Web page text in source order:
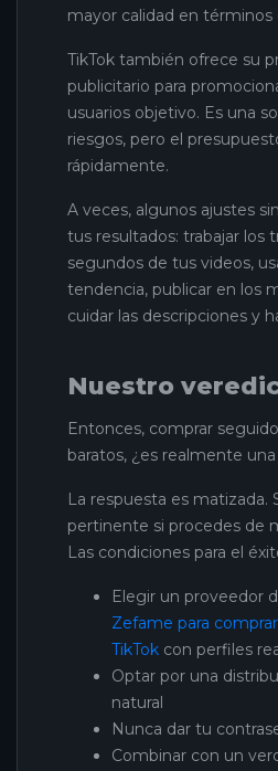
mayor calidad en
TikTok también ofrece su
publicitario para
usuarios objetivo. Es una
riesgos, pero el
rápidamente.
A veces, algunos ajustes
tus resultados: trabajar los
segundos de tus videos,
tendencia, publicar en los
cuidar las descripciones y
Nuestro
Entonces, comprar
baratos, ¿es realmente
La respuesta es matizada.
pertinente si procedes de
Las condiciones para el
Elegir un proveedor
Zefame para
TikTok con perfiles
Optar por una
natural
Nunca dar tu
Combinar con un